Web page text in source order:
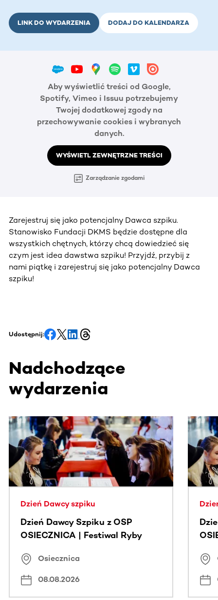
LINK DO WYDARZENIA DODAJ DO KALENDARZA
Aby wyświetlić treści od Google,
Spotify, Vimeo i Issuu potrzebujemy
Twojej dodatkowej zgody na
przechowywanie cookies i wybranych
danych.
WYŚWIETL ZEWNĘTRZNE TREŚCI
Zarządzanie zgodami
Zarejestruj się jako potencjalny Dawca szpiku.
Stanowisko Fundacji DKMS będzie dostępne dla
wszystkich chętnych, którzy chcą dowiedzieć się
czym jest idea dawstwa szpiku! Przyjdź, przybij z
nami piątkę i zarejestruj się jako potencjalny Dawca
szpiku!
Udostępnij:
Nadchodzące
wydarzenia
Ta sekcja zawiera treści przewijane w poziomie. Użyj
Dzień Dawcy szpiku
Dzień Dawcy Szpiku z OSP
OSIECZNICA | Festiwal Ryby
Osiecznica
08.08.2026